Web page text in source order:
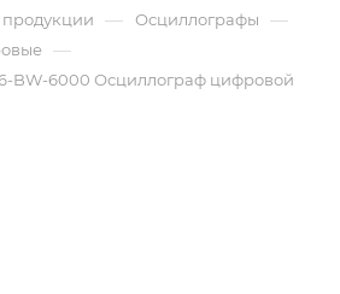
продукции — Осциллографы —
—
6-BW-6000 Осциллограф цифровой